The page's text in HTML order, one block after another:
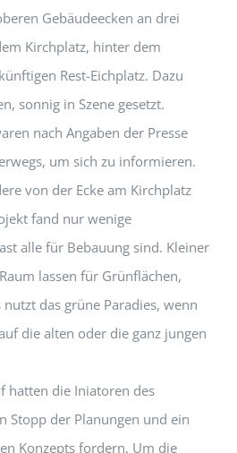
Gebäudeecken an drei
Kirchplatz, hinter dem
Rest-Eichplatz. Dazu
sonnig in Szene gesetzt.
nach Angaben der Presse
um sich zu informieren.
von der Ecke am Kirchplatz
fand nur wenige
alle für Bebauung sind. Kleiner
lassen für Grünflächen,
nutzt das grüne Paradies, wenn
die alten oder die ganz jungen
hatten die Iniatoren des
Stopp der Planungen und ein
Konzepts fordern. Um die